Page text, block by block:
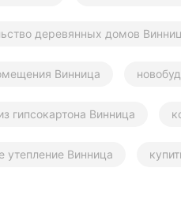
деревянных домов
Винница
гипсокартона Винница
утепление Винница